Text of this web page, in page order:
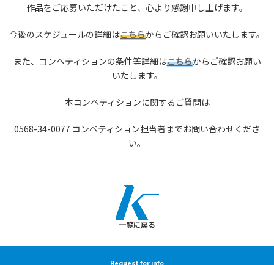
作品をご応募いただけたこと、心より感謝申し上げます。
今後のスケジュールの詳細はこちらからご確認お願いいたします。
また、コンペティションの条件等詳細はこちらからご確認お願い
いたします。
本コンペティションに関するご質問は
0568-34-0077 コンペティション担当者までお問い合わせくださ
い。
一覧に戻る
Request for info